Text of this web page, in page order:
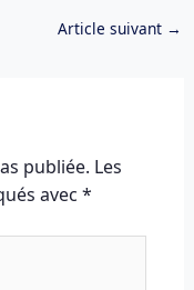
Article suivant →
publiée. Les
avec *